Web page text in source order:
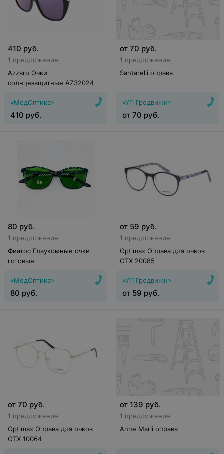
410 руб.
1 предложение
Azzaro Очки
солнцезащитные AZ32024
«МедОптика»
410 руб.
от 70 руб.
1 предложение
Santarelli оправа
«УП Гродвижн»
от 70 руб.
80 руб.
1 предложение
Фиатос Глаукомные очки
готовые
«МедОптика»
80 руб.
от 59 руб.
1 предложение
Optimax Оправа для очков
OTX 20085
«УП Гродвижн»
от 59 руб.
от 70 руб.
1 предложение
Optimax Оправа для очков
OTX 10064
от 139 руб.
1 предложение
Anne Marii оправа